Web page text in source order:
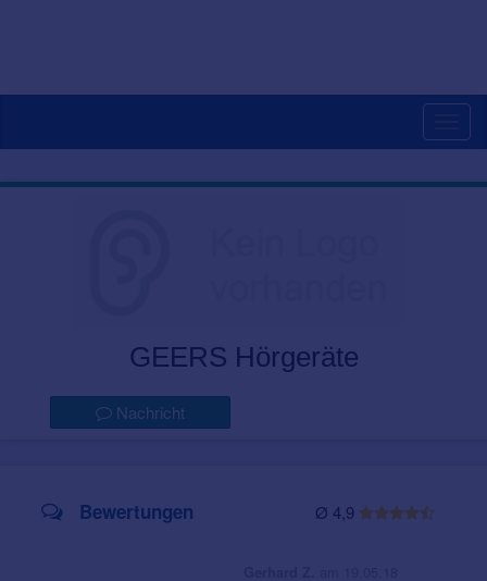
GEERS Hörgeräte
Nachricht
Ø 4,9
Bewertungen